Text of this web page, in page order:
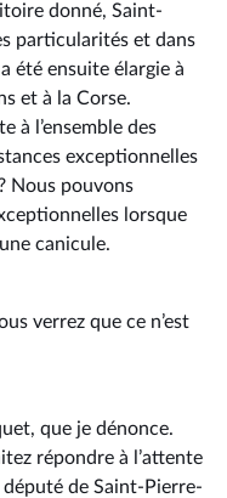
donné, Saint-
particularités et dans
été ensuite élargie à
et à la Corse.
à l’ensemble des
exceptionnelles
Nous pouvons
lorsque
canicule.
verrez que ce n’est
que je dénonce.
répondre à l’attente
de Saint-Pierre-